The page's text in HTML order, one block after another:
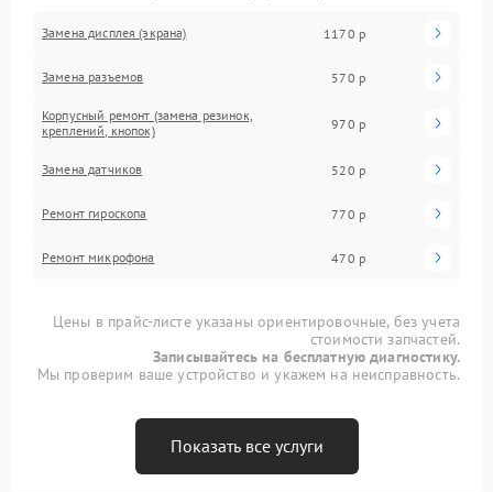
Замена дисплея (экрана) 1170 р
Замена разъемов 570 р
Корпусный ремонт (замена резинок,
креплений, кнопок)
970 р
Замена датчиков 520 р
Ремонт гироскопа 770 р
Ремонт микрофона 470 р
Цены в прайс-листе указаны ориентировочные, без учета
стоимости запчастей.
Записывайтесь на бесплатную диагностику.
Мы проверим ваше устройство и укажем на неисправность.
Показать все услуги